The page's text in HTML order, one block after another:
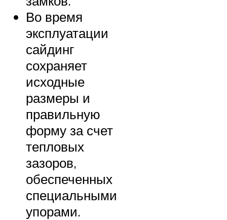
Во время
эксплуатации
сайдинг
сохраняет
исходные
размеры и
правильную
форму за счет
тепловых
зазоров,
обеспеченных
специальными
упорами.